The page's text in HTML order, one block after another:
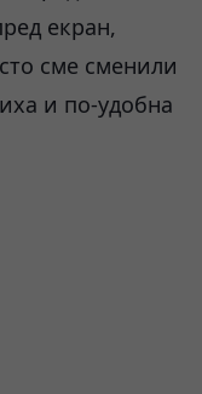
екран,
сме сменили
и по-удобна